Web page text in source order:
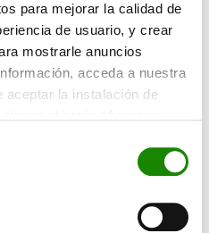
para mejorar la calidad de
de usuario, y crear
mostrarle anuncios
acceda a nuestra
aceptar la instalación de
rechazar su instalación,
optimizar el
formar a tus
circular o
sobre reciclaje.